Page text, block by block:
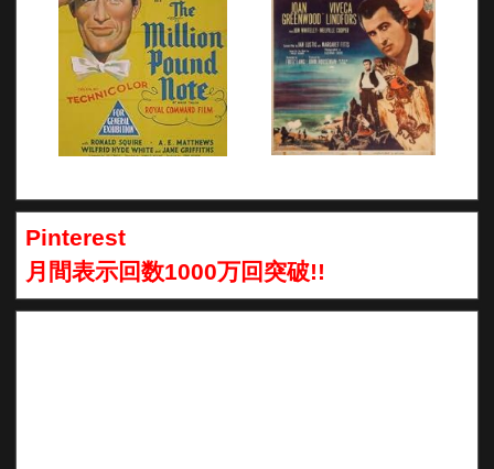
Pinterest
月間表示回数1000万回突破!!